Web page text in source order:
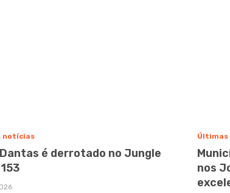
notícias
é derrotado no Jungle
nos